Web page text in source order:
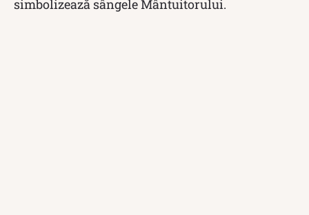
simbolizează sângele Mântuitorului.